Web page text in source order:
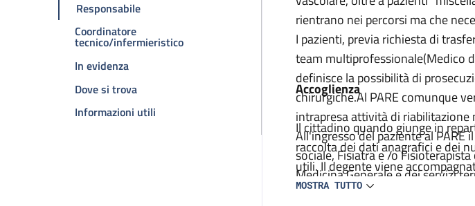
Responsabiledella pagina Sezione PARE
Coordinatore
tecnico/infermieristicodella pagina Sezione PARE
In evidenzadella pagina Sezione PARE
Dove si trovadella pagina Sezione PARE
Informazioni utili
rientrano nei percorsi ma che
I pazienti, previa richiesta di
team multiprofessionale(Medico
definisce la possibilità di
chirurgiche.Al PARE comunque
intrapresa attività di
All'ingresso del paziente al PARE
sociale, Fisiatra e /o
Medicina Generale e dei servizi
questo piano che definisce le
Accoglienza
Il cittadino quando giunge in
raccolta dei dati anagrafici e dei
utili. Il degente viene
infermiere. Viene compilata la
MOSTRA TUTTO